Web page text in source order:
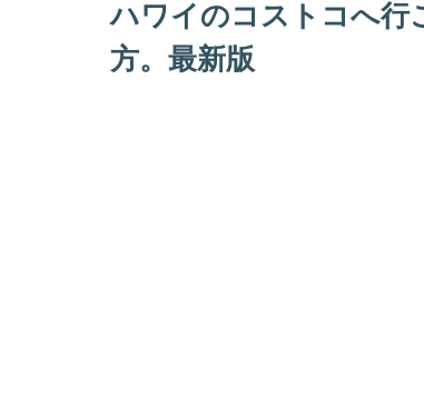
ハワイのコストコへ行
方。最新版